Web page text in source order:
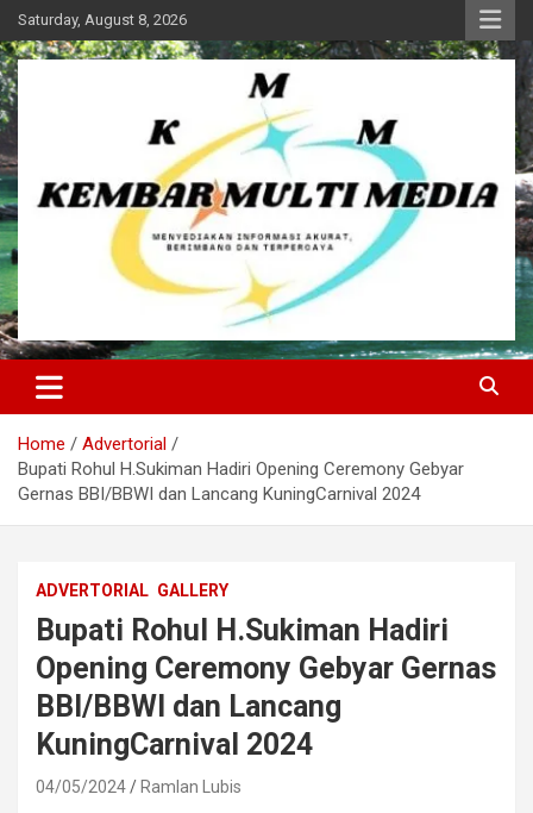
Skip
to
content
Saturday, August 8, 2026
Kembar Multi Media
Home
Advertorial
Bupati Rohul H.Sukiman Hadiri Opening Ceremony Gebyar
Gernas BBI/BBWI dan Lancang KuningCarnival 2024
ADVERTORIAL GALLERY
Bupati Rohul H.Sukiman Hadiri
Opening Ceremony Gebyar Gernas
BBI/BBWI dan Lancang
KuningCarnival 2024
04/05/2024 Ramlan Lubis